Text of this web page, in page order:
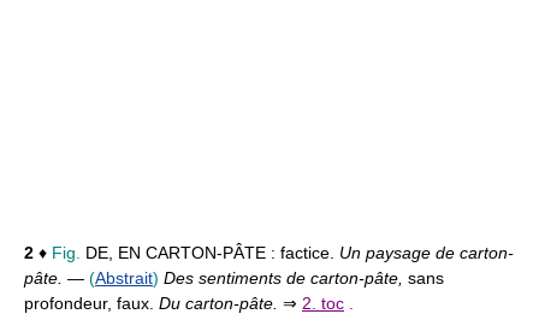
2 ♦ Fig. DE, EN CARTON-PÂTE : factice. Un paysage de carton-
pâte. — (Abstrait) Des sentiments de carton-pâte, sans
profondeur, faux. Du carton-pâte. ⇒ 2. toc